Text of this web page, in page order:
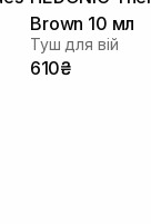
Brown 10 мл
Туш для вій
610₴